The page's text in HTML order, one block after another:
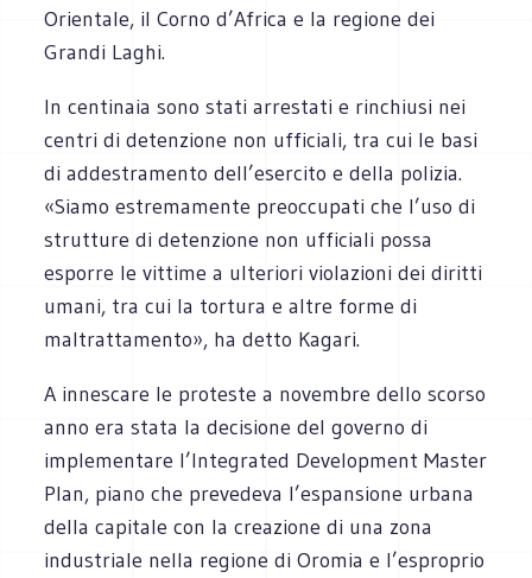
Orientale, il Corno d’Africa e la regione dei
Grandi Laghi.
In centinaia sono stati arrestati e rinchiusi nei
centri di detenzione non ufficiali, tra cui le basi
di addestramento dell’esercito e della polizia.
«Siamo estremamente preoccupati che l’uso di
strutture di detenzione non ufficiali possa
esporre le vittime a ulteriori violazioni dei diritti
umani, tra cui la tortura e altre forme di
maltrattamento», ha detto Kagari.
A innescare le proteste a novembre dello scorso
anno era stata la decisione del governo di
implementare l’Integrated Development Master
Plan, piano che prevedeva l’espansione urbana
della capitale con la creazione di una zona
industriale nella regione di Oromia e l’esproprio